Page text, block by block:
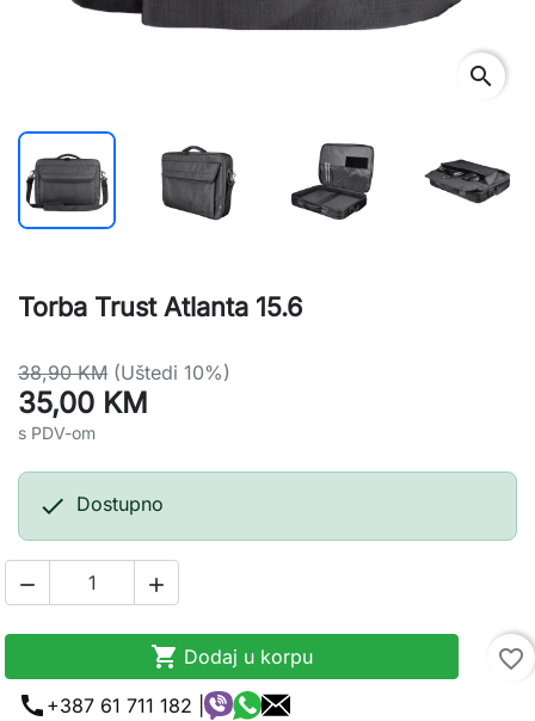
search
Torba Trust Atlanta 15.6
38,90 KM (Uštedi 10%)
35,00 KM
s PDV-om
 Dostupno
 
 Dodaj u korpu
favorite_border
call +387 61 711 182 |